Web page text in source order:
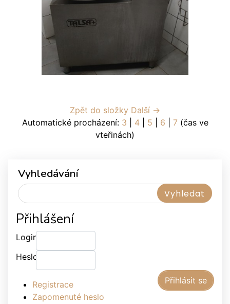
Zpět do složky Další →
Automatické procházení: 3 4| 5 6 7(čas ve
vteřinách)
Vyhledávání
Přihlášení
Login:
Heslo:
Registrace
Zapomenuté heslo